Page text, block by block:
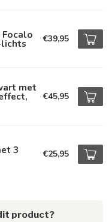
€39,95
met
€45,95
3 €25,95
product?